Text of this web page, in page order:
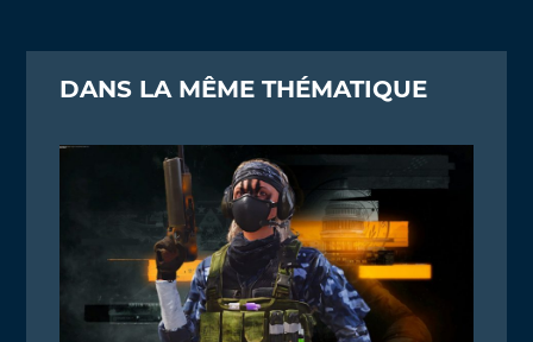
DANS LA MÊME THÉMATIQUE